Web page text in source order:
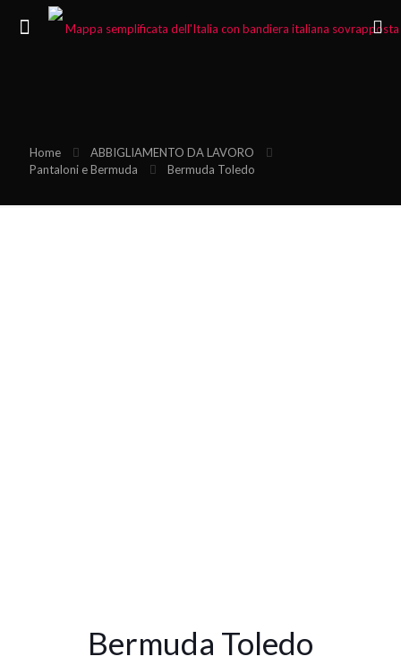
Home
ABBIGLIAMENTO DA LAVORO
Pantaloni e Bermuda
Bermuda Toledo
Bermuda Toledo